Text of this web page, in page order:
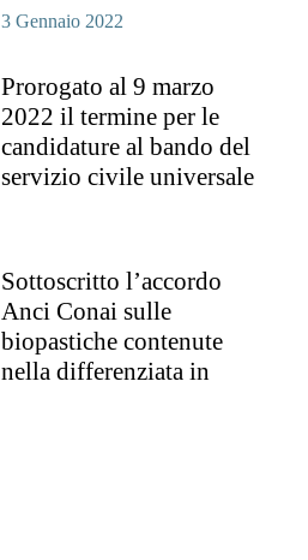
3 Gennaio 2022
Prorogato al 9 marzo
2022 il termine per le
candidature al bando del
servizio civile universale
Sottoscritto l’accordo
Anci Conai sulle
biopastiche contenute
nella differenziata in